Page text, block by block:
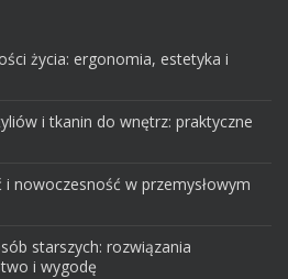
życia: ergonomia, estetyka i
i tkanin do wnętrz: praktyczne
nowoczesność w przemysłowym
starszych: rozwiązania
i wygodę